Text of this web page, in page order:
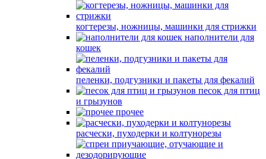
когтерезы, ножницы, машинки для стрижки
наполнители для
кошек
пеленки, подгузники и пакеты для фекалий
песок для птиц
и грызунов
прочее
расчески, пуходерки и колтунорезы